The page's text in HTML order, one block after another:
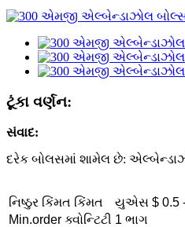
ટૂંકા વર્ણન:
સંવાદ:
દરેક બોલસમાં શામેલ છે:
નિષ્ઠુર કિંમત કિંમત
યુએસ $ 0.5 -
Min.order ક્વોન્ટિટી 1 ભાગ